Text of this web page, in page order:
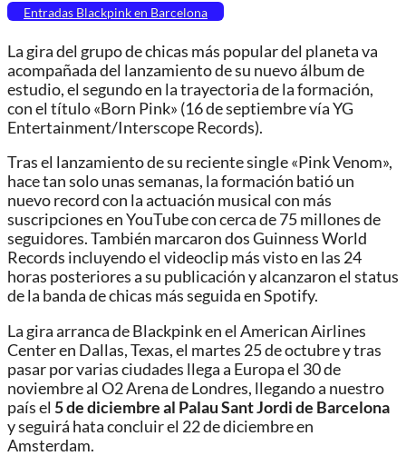
Entradas Blackpink en Barcelona
La gira del grupo de chicas más popular del planeta va
acompañada del lanzamiento de su nuevo álbum de
estudio, el segundo en la trayectoria de la formación,
con el título «Born Pink» (16 de septiembre vía YG
Entertainment/Interscope Records).
Tras el lanzamiento de su reciente single «Pink Venom»,
hace tan solo unas semanas, la formación batió un
nuevo record con la actuación musical con más
suscripciones en YouTube con cerca de 75 millones de
seguidores. También marcaron dos Guinness World
Records incluyendo el videoclip más visto en las 24
horas posteriores a su publicación y alcanzaron el status
de la banda de chicas más seguida en Spotify.
La gira arranca de Blackpink en el American Airlines
Center en Dallas, Texas, el martes 25 de octubre y tras
pasar por varias ciudades llega a Europa el 30 de
noviembre al O2 Arena de Londres, llegando a nuestro
país el 5 de diciembre al Palau Sant Jordi de Barcelona
y seguirá hata concluir el 22 de diciembre en
Amsterdam.